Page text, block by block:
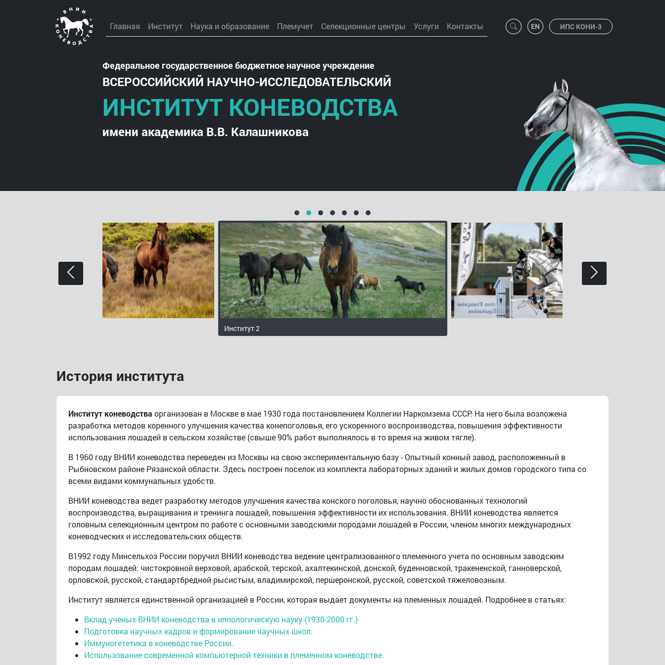
Главная Институт Наука и образование Племучет Селекционные центры Услуги Контакты ИПС КОНИ-3
Федеральное государственное бюджетное научное учреждение
ВСЕРОССИЙСКИЙ НАУЧНО-ИССЛЕДОВАТЕЛЬСКИЙ
ИНСТИТУТ КОНЕВОДСТВА
имени академика В.В. Калашникова
Институт 2
История института
Институт коневодства организован в Москве в мае 1930 года постановлением Коллегии Наркомзема СССР. На него была возложена
разработка методов коренного улучшения качества конепоголовья, его ускоренного воспроизводства, повышения эффективности
использования лошадей в сельском хозяйстве (свыше 90% работ выполнялось в то время на живом тягле).
В 1960 году ВНИИ коневодства переведен из Москвы на свою экспериментальную базу - Опытный конный завод, расположенный в
Рыбновском районе Рязанской области. Здесь построен поселок из комплекта лабораторных зданий и жилых домов городского типа со
всеми видами коммунальных удобств.
ВНИИ коневодства ведет разработку методов улучшения качества конского поголовья, научно обоснованных технологий
воспроизводства, выращивания и тренинга лошадей, повышения эффективности их использования. ВНИИ коневодства является
головным селекционным центром по работе с основными заводскими породами лошадей в России, членом многих международных
коневодческих и исследовательских обществ.
В1992 году Минсельхоз России поручил ВНИИ коневодства ведение централизованного племенного учета по основным заводским
породам лошадей: чистокровной верховой, арабской, терской, ахалтекинской, донской, буденновской, тракененской, ганноверской,
орловской, русской, стандартбредной рысистым, владимирской, першеронской, русской, советской тяжеловозным.
Институт является единственной организацией в России, которая выдает документы на племенных лошадей. Подробнее в статьях:
Вклад ученых ВНИИ коневодства в иппологическую науку (1930-2000 гг.)
Подготовка научных кадров и формирование научных школ.
Иммуногететика в коневодстве России.
Использование современной компьютерной техники в племенном коневодстве.